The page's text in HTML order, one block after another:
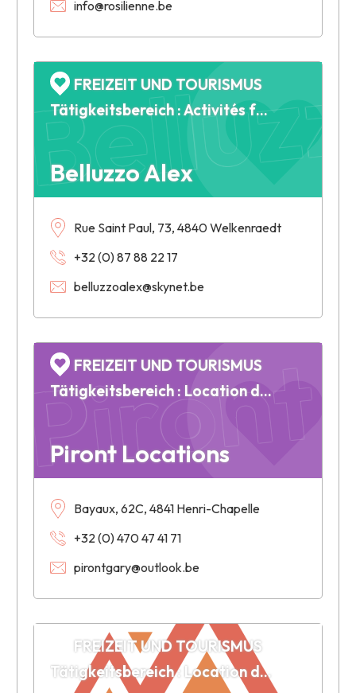
info@rosilienne.be
Belluzzo Alex
FREIZEIT UND TOURISMUS
Tätigkeitsbereich : Activités foraines : manèges d'avions enfantins, trampolines, friteries ambulantes
Rue Saint Paul, 73, 4840 Welkenraedt
+32 (0) 87 88 22 17
belluzzoalex@skynet.be
Piront Locations
FREIZEIT UND TOURISMUS
Tätigkeitsbereich : Location de chapiteaux & accessoires
Bayaux, 62C, 4841 Henri-Chapelle
+32 (0) 470 47 41 71
pirontgary@outlook.be
FREIZEIT UND TOURISMUS
Tätigkeitsbereich : Location de Van aménagé